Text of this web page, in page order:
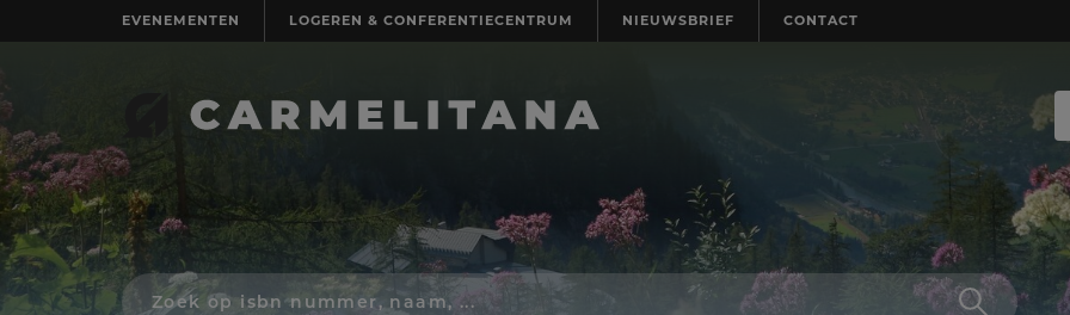
EVENEMENTEN LOGEREN & CONFERENTIECENTRUM NIEUWSBRIEF CONTACT
Zoek
op